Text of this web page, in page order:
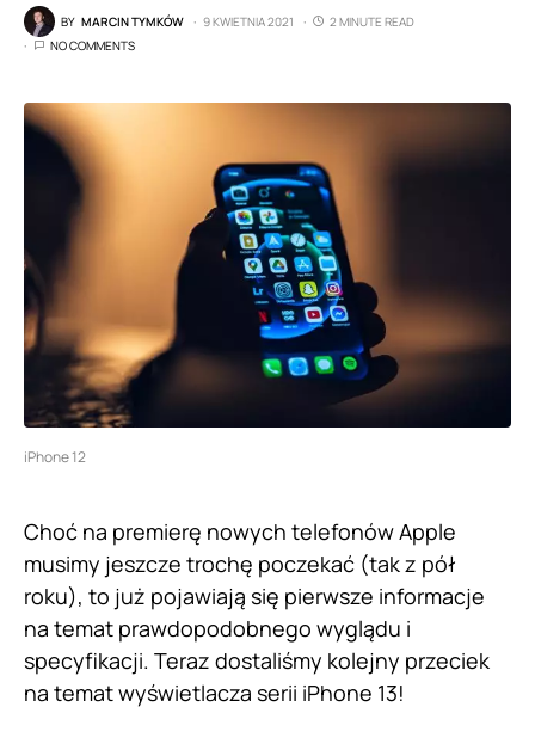
BY MARCIN TYMKÓW 9 KWIETNIA 2021
2 MINUTE READ
NO COMMENTS
iPhone 12
Choć na premierę nowych telefonów Apple
musimy jeszcze trochę poczekać (tak z pół
roku), to już pojawiają się pierwsze informacje
na temat prawdopodobnego wyglądu i
specyfikacji. Teraz dostaliśmy kolejny przeciek
na temat wyświetlacza serii iPhone 13!